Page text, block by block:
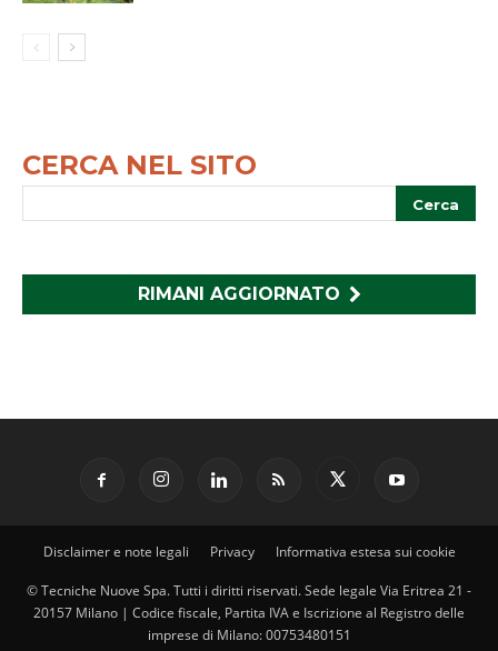
CERCA NEL SITO
RIMANI AGGIORNATO
Disclaimer e note legali Privacy Informativa estesa sui cookie
© Tecniche Nuove Spa. Tutti i diritti riservati. Sede legale Via Eritrea 21 -
20157 Milano | Codice fiscale, Partita IVA e Iscrizione al Registro delle
imprese di Milano: 00753480151